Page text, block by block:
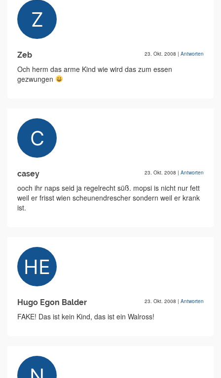
Zeb 23. Okt. 2008 | Antworten
Och herm das arme Kind wie wird das zum essen
gezwungen
casey 23. Okt. 2008 | Antworten
ooch ihr naps seid ja regelrecht süß. mopsi is nicht nur fett
weil er frisst wien scheunendrescher sondern weil er krank
ist.
Hugo Egon Balder 23. Okt. 2008 | Antworten
FAKE! Das ist kein Kind, das ist ein Walross!